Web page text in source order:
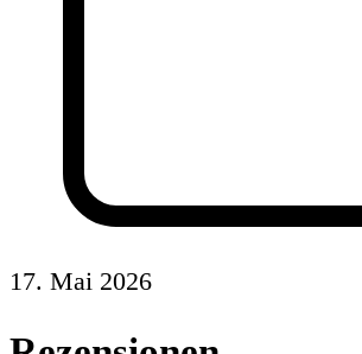
17. Mai 2026